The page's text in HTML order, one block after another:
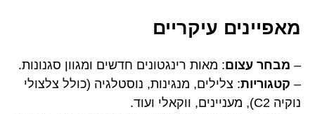
מאפיינים עיקריים
– מבחר עצום: מאות רינגטונים חדשים ומגוון סגנונות.
– קטגוריות: צלילים, מנגינות, נוסטלגיה (כולל צלצולי
נוקיה C2), מעניינים, ווקאלי ועוד.